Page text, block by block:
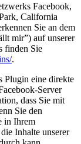
Facebook,
California
Sie an dem
mir”) auf unserer
finden Sie
.
Plugin eine direkte
Server
dass Sie mit
Sie den
in Ihrem
Inhalte unserer